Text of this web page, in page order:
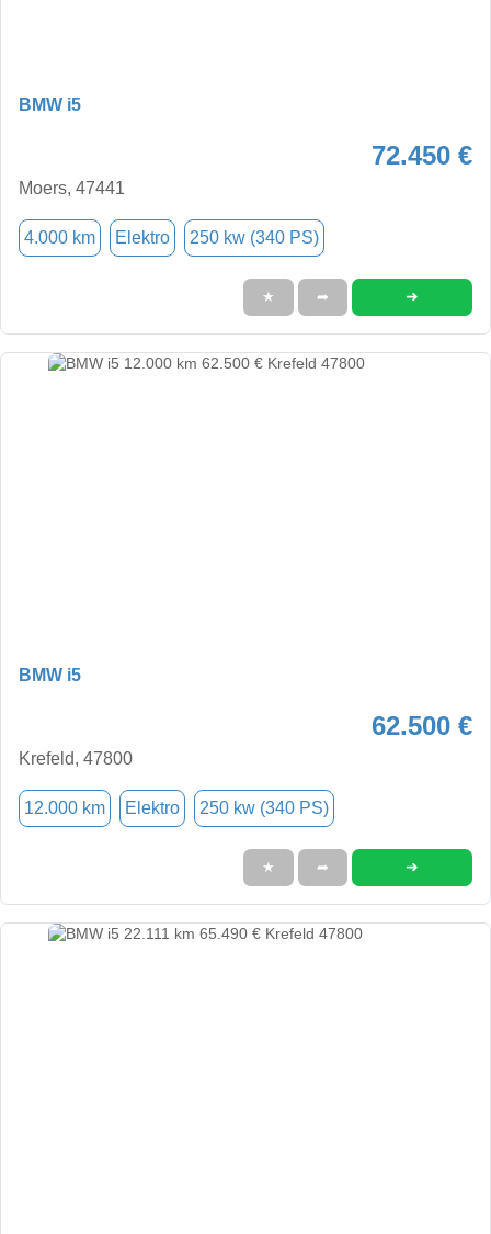
BMW i5
72.450 €
Moers, 47441
4.000 km Elektro 250 kw (340 PS)
★ ➦ ➜
BMW i5
62.500 €
Krefeld, 47800
12.000 km Elektro 250 kw (340 PS)
★ ➦ ➜